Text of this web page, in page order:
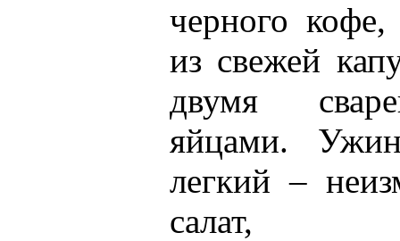
черного кофе,
из свежей
двумя
яйцами.
легкий –
салат,